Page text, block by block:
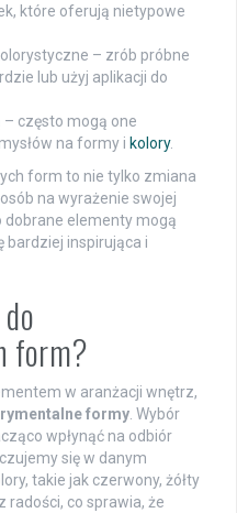
które oferują nietypowe
– zrób próbne
lub użyj aplikacji do
– często mogą one
na formy i kolory.
form to nie tylko zmiana
na wyrażenie swojej
dobrane elementy mogą
bardziej inspirująca i
form?
w aranżacji wnętrz,
formy . Wybór
wpłynąć na odbiór
się w danym
takie jak czerwony, żółty
radości, co sprawia, że